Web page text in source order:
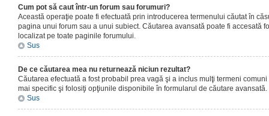
Cum pot să caut într-un forum sau forumuri?
Această operaţie poate fi efectuată prin introducerea termenului căutat în
pagina unui forum sau a unui subiect. Căutarea avansată poate fi accesată
localizat pe toate paginile forumului.
Sus
De ce căutarea mea nu returnează niciun rezultat?
Căutarea efectuată a fost probabil prea vagă şi a inclus mulţi termeni
mai specific şi folosiţi opţiunile disponibile în formularul de căutare avansată.
Sus